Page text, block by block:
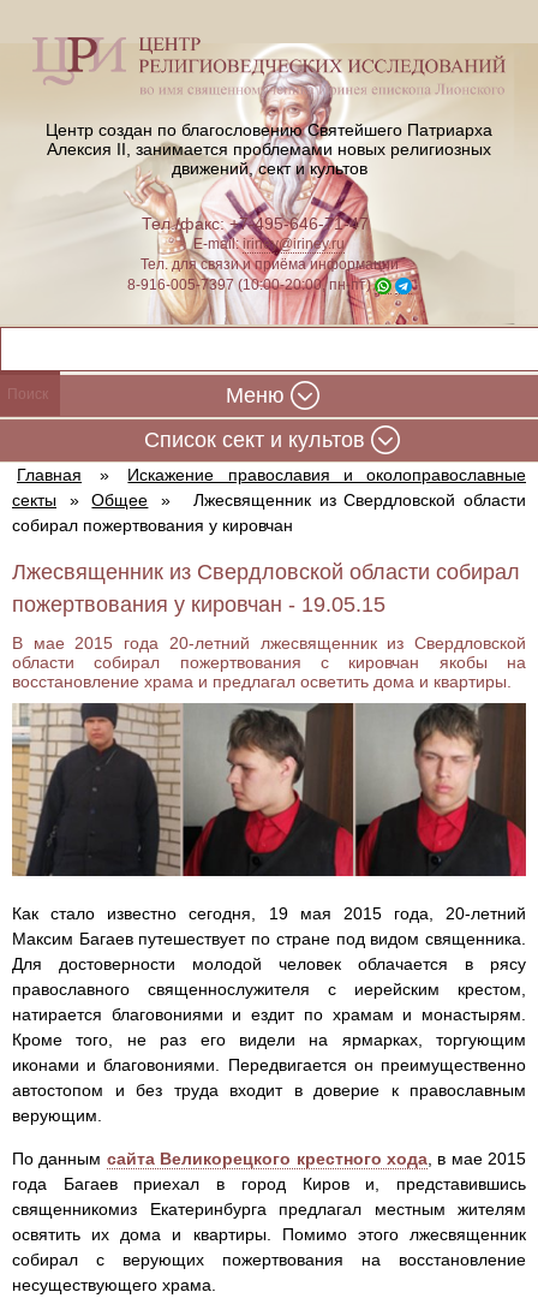
Центр создан по благословению Святейшего Патриарха
Алексия II, занимается проблемами новых религиозных
движений, сект и культов
Тел./факс: +7-495-646-71-47
E-mail:iriney@iriney.ru
Тел. для связи и приёма информации
8-916-005-7397 (10:00-20:00, пн-пт)
Меню
Cписок сект и культов
Главная »
Искажение православия и околоправославные
секты
» Общее »
Лжесвященник из Свердловской области
собирал пожертвования у кировчан
Лжесвященник из Свердловской области собирал
пожертвования у кировчан - 19.05.15
В мае 2015 года 20-летний лжесвященник из Свердловской
области собирал пожертвования с кировчан якобы на
восстановление храма и предлагал осветить дома и квартиры.
Как стало известно сегодня, 19 мая 2015 года, 20-летний
Максим Багаев путешествует по стране под видом священника.
Для достоверности молодой человек облачается в рясу
православного священнослужителя с иерейским крестом,
натирается благовониями и ездит по храмам и монастырям.
Кроме того, не раз его видели на ярмарках, торгующим
иконами и благовониями. Передвигается он преимущественно
автостопом и без труда входит в доверие к православным
верующим.
По данным сайта Великорецкого крестного хода, в мае 2015
года Багаев приехал в город Киров и, представившись
священникомиз Екатеринбурга предлагал местным жителям
освятить их дома и квартиры. Помимо этого лжесвященник
собирал с верующих пожертвования на восстановление
несуществующего храма.